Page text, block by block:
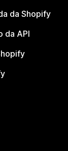
da Shopify
da API